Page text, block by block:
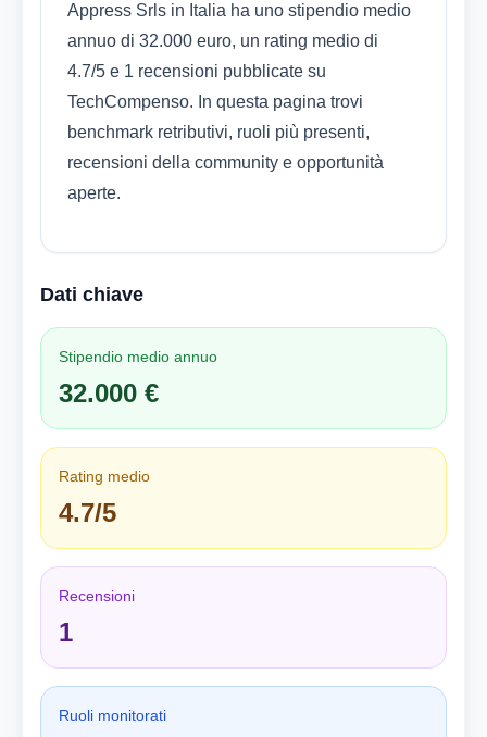
Appress Srls in Italia ha uno stipendio medio
annuo di 32.000 euro, un rating medio di
4.7/5 e 1 recensioni pubblicate su
TechCompenso. In questa pagina trovi
benchmark retributivi, ruoli più presenti,
recensioni della community e opportunità
aperte.
Dati chiave
Stipendio medio annuo
32.000 €
Rating medio
4.7/5
Recensioni
1
Ruoli monitorati